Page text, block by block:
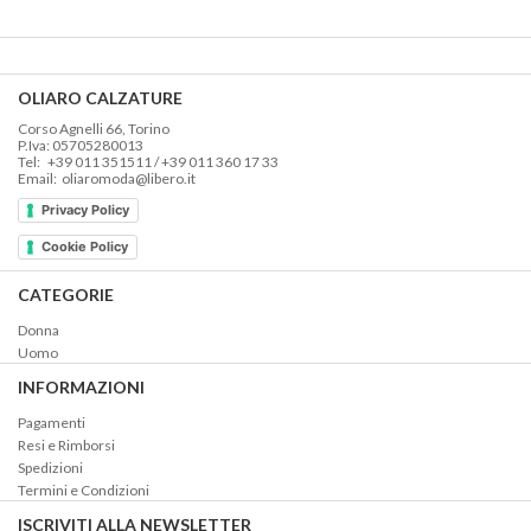
€165,00.€115,50.
€295,00.€206,50.
OLIARO CALZATURE
Corso Agnelli 66, Torino
P.Iva: 05705280013
Tel: +39 011 351511 / +39 011 360 17 33
Email: oliaromoda@libero.it
Privacy Policy
Cookie Policy
CATEGORIE
Donna
Uomo
INFORMAZIONI
Pagamenti
Resi e Rimborsi
Spedizioni
Termini e Condizioni
ISCRIVITI ALLA NEWSLETTER